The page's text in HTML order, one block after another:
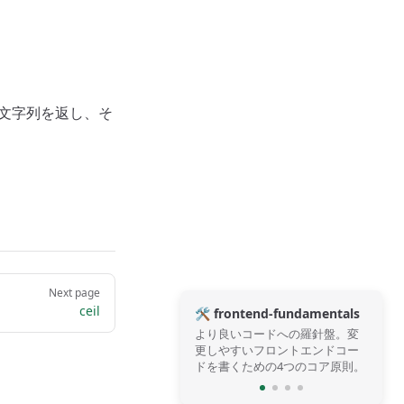
字列を返し、そ
Next page
ceil 🛠️ frontend-fundamentals
より良いコードへの羅針盤。変
更しやすいフロントエンドコー
ドを書くための4つのコア原則。